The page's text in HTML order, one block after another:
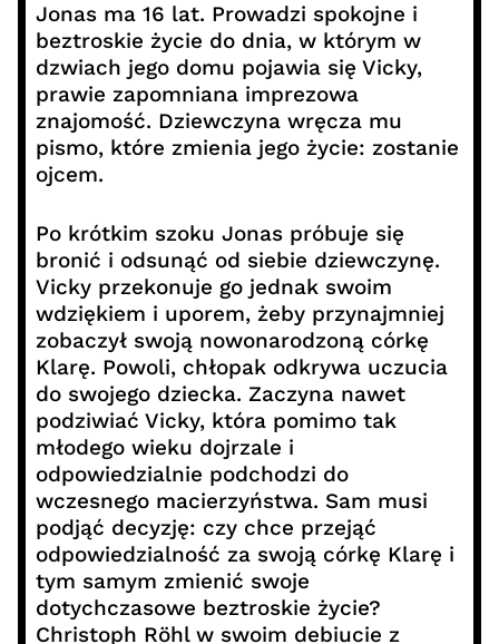
Jonas ma 16 lat. Prowadzi spokojne i
beztroskie życie do dnia, w którym w
dzwiach jego domu pojawia się Vicky,
prawie zapomniana imprezowa
znajomość. Dziewczyna wręcza mu
pismo, które zmienia jego życie: zostanie
ojcem.
Po krótkim szoku Jonas próbuje się
bronić i odsunąć od siebie dziewczynę.
Vicky przekonuje go jednak swoim
wdziękiem i uporem, żeby przynajmniej
zobaczył swoją nowonarodzoną córkę
Klarę. Powoli, chłopak odkrywa uczucia
do swojego dziecka. Zaczyna nawet
podziwiać Vicky, która pomimo tak
młodego wieku dojrzale i
odpowiedzialnie podchodzi do
wczesnego macierzyństwa. Sam musi
podjąć decyzję: czy chce przejąć
odpowiedzialność za swoją córkę Klarę i
tym samym zmienić swoje
dotychczasowe beztroskie życie?
Christoph Röhl w swoim debiucie z